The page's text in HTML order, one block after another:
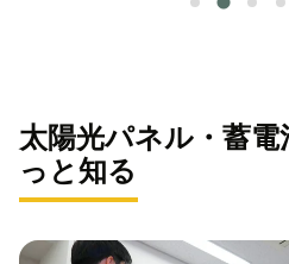
太陽光パネル・蓄
っと知る